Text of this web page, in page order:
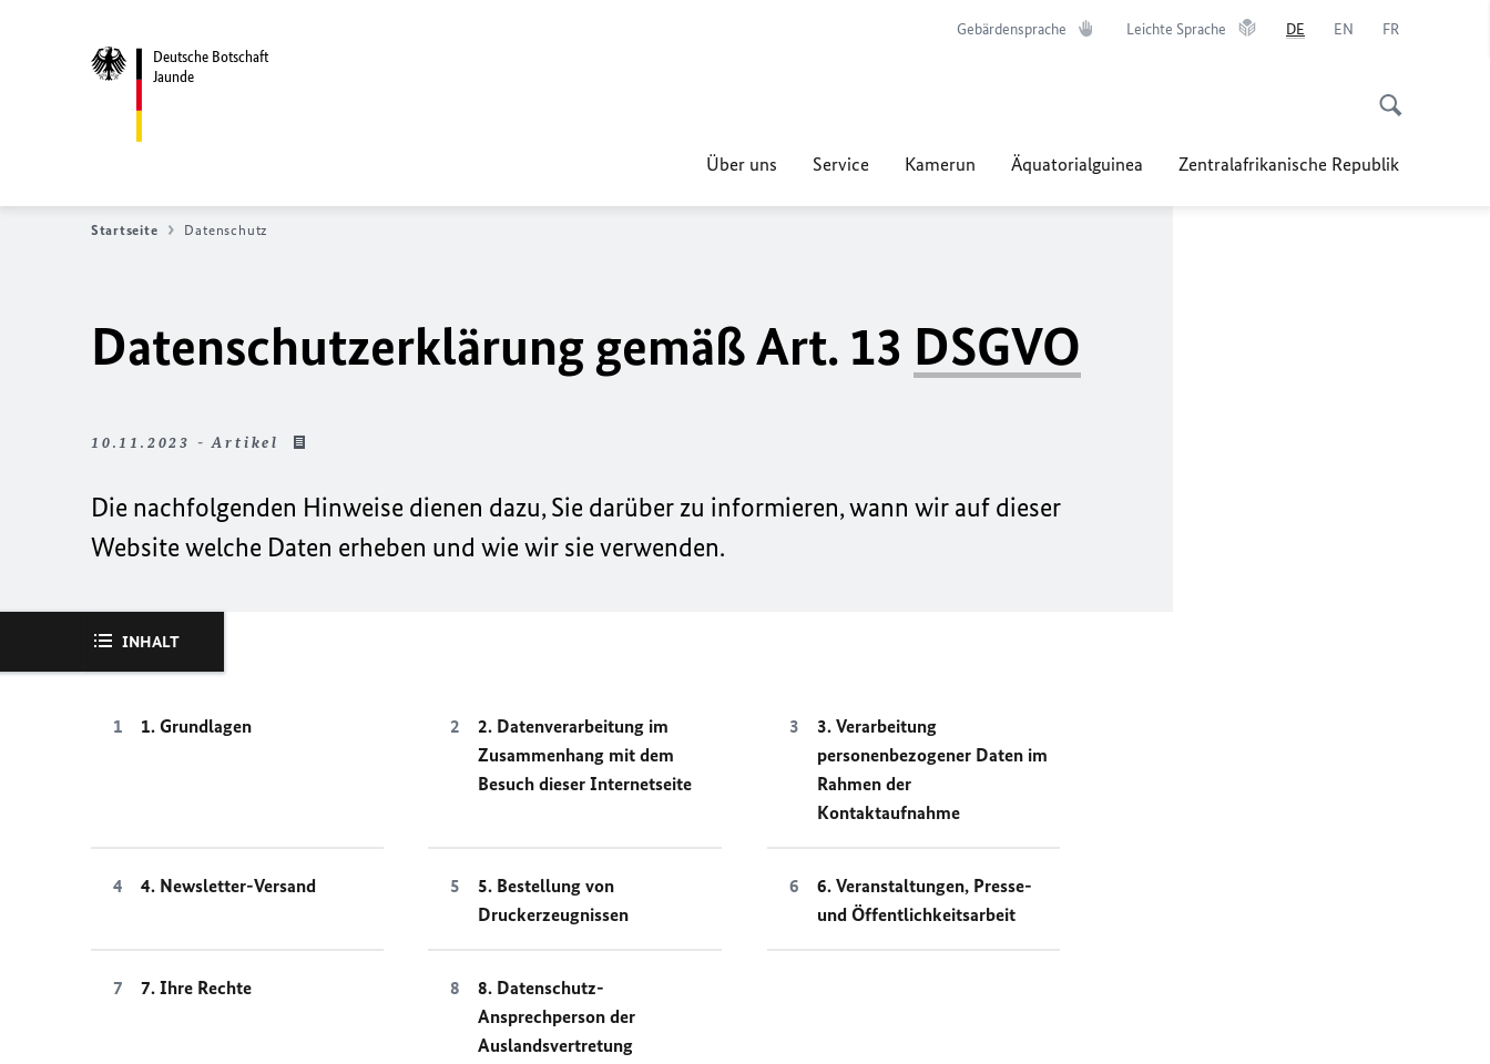
Deutsche Botschaft
Jaunde
Gebärdensprache Leichte Sprache DE EN FR
Über uns Service Kamerun Äquatorialguinea Zentralafrikanische Republik
Startseite Datenschutz
Datenschutzerklärung gemäß Art. 13 DSGVO
10.11.2023 - Artikel
Die nachfolgenden Hinweise dienen dazu, Sie darüber zu informieren, wann wir auf dieser
Website welche Daten erheben und wie wir sie verwenden.
INHALT
1. Grundlagen
2. Datenverarbeitung im
Zusammenhang mit dem
Besuch dieser Internetseite
3. Verarbeitung
personenbezogener Daten im
Rahmen der
Kontaktaufnahme
4. Newsletter-Versand
5. Bestellung von
Druckerzeugnissen
6. Veranstaltungen, Presse-
und Öffentlichkeitsarbeit
7. Ihre Rechte
8. Datenschutz-
Ansprechperson der
Auslandsvertretung